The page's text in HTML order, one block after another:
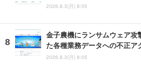
2026.8.3(月) 8:05
金子農機にランサムウェア攻
た各種業務データへの不正ア
2026.8.3(月) 8:05